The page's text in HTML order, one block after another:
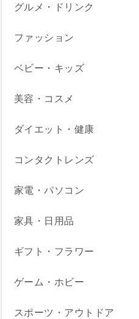
グルメ・ドリンク
ファッション
ベビー・キッズ
美容・コスメ
ダイエット・健康
コンタクトレンズ
家電・パソコン
家具・日用品
ギフト・フラワー
ゲーム・ホビー
スポーツ・アウトドア